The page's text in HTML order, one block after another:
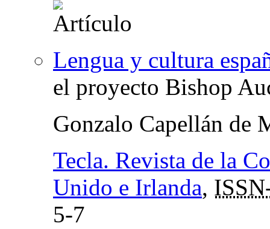
Lengua y cultura
el proyecto Bishop
Gonzalo Capellán de
Tecla. Revista de la
Unido e Irlanda,
5-7